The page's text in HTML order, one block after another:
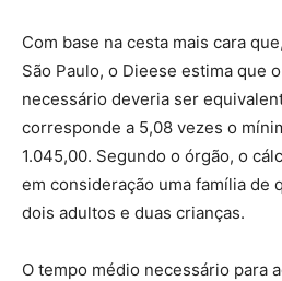
Com base na cesta mais cara
São Paulo, o Dieese estima que
necessário deveria ser
corresponde a 5,08 vezes o
1.045,00. Segundo o órgão, o
em consideração uma família de
dois adultos e duas crianças.
O tempo médio necessário para